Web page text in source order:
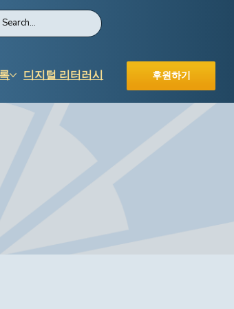
디지털 리터러시 후원하기